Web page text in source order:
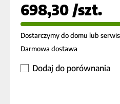
698,30 /szt.
Dostarczymy do domu lub
Darmowa dostawa
Dodaj do porównania